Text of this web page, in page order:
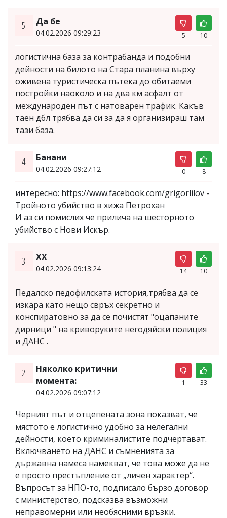
5. Да бе
04.02.2026 09:29:23 5 10
логистична база за контрабанда и подобни
дейности на билото на Стара планина върху
оживена туристическа пътека до обитаеми
постройки наоколо и на два км асфалт от
международен път с натоварен трафик. Какъв
таен дбл трябва да си за да я организираш там
тази база.
4. Банани
04.02.2026 09:27:12 0 8
интересно: https://www.facebook.com/grigorlilov -
Тройното убийство в хижа Петрохан
И аз си помислих че прилича на шесторното
убийство с Нови Искър.
3. XX
04.02.2026 09:13:24 14 10
Педалско педофилската история,трябва да се
изкара като нещо свръх секретно и
конспиратовно за да се почистят "оцапаните
дирници " на криворуките негодяйски полиция
и ДАНС .
2.
Няколко критични
момента:
04.02.2026 09:07:12
1 33
Черният път и отцепената зона показват, че
мястото е логистично удобно за нелегални
дейности, което криминалистите подчертават.
Включването на ДАНС и съмненията за
държавна намеса намекват, че това може да не
е просто престъпление от „личен характер“.
Въпросът за НПО-то, подписало бързо договор
с министерство, подсказва възможни
неправомерни или необясними връзки.